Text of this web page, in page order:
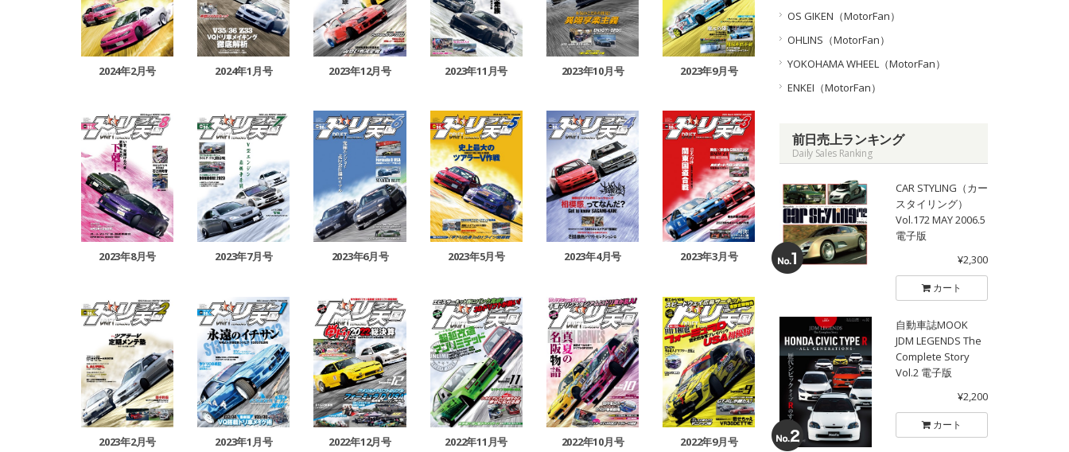
2024年2月号 2024年1月号 2023年12月号 2023年11月号 2023年10月号 2023年9月号
2023年8月号 2023年7月号 2023年6月号 2023年5月号 2023年4月号 2023年3月号
2023年2月号 2023年1月号 2022年12月号 2022年11月号 2022年10月号 2022年9月号
OS GIKEN（MotorFan）
OHLINS（MotorFan）
YOKOHAMA WHEEL（MotorFan）
ENKEI（MotorFan）
前日売上ランキング
Daily Sales Ranking
CAR STYLING（カー
スタイリング）
Vol.172 MAY 2006.5
電子版
¥2,300
カート
自動車誌MOOK
JDM LEGENDS The
Complete Story
Vol.2 電子版
¥2,200
カート